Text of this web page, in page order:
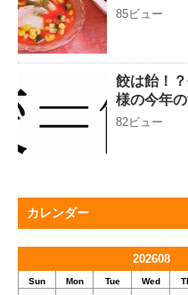
85ビュー
餃は飴！
様の今年
82ビュー
カレンダー
202608
Sun Mon Tue Wed